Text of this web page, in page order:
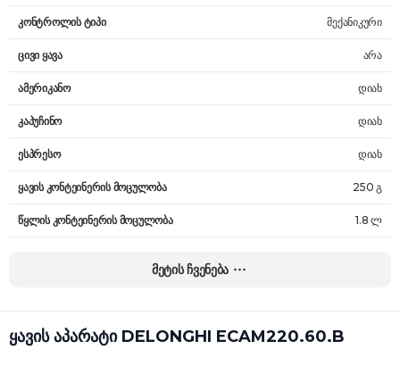
კონტროლის ტიპი მექანიკური
ცივი ყავა არა
ამერიკანო დიახ
კაპუჩინო დიახ
ესპრესო დიახ
ყავის კონტეინერის მოცულობა 250 გ
წყლის კონტეინერის მოცულობა 1.8 ლ
მეტის ჩვენება
ყავის აპარატი DELONGHI ECAM220.60.B